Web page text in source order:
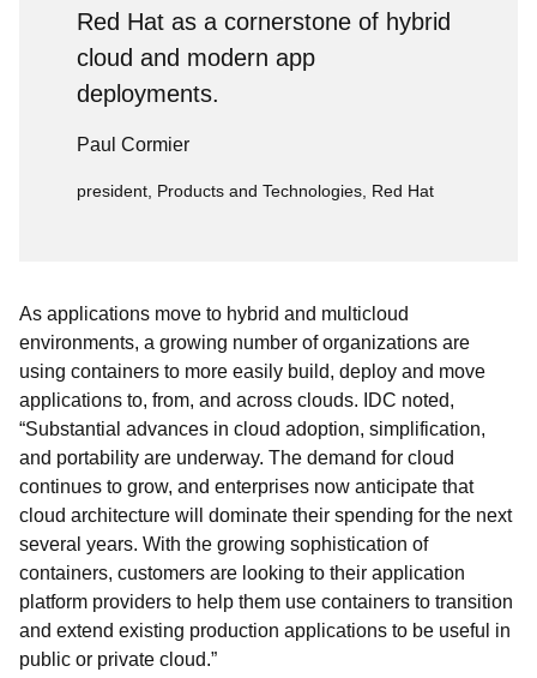
Red Hat as a cornerstone of hybrid
cloud and modern app
deployments.
Paul Cormier
president, Products and Technologies, Red Hat
As applications move to hybrid and multicloud
environments, a growing number of organizations are
using containers to more easily build, deploy and move
applications to, from, and across clouds. IDC noted,
“Substantial advances in cloud adoption, simplification,
and portability are underway. The demand for cloud
continues to grow, and enterprises now anticipate that
cloud architecture will dominate their spending for the next
several years. With the growing sophistication of
containers, customers are looking to their application
platform providers to help them use containers to transition
and extend existing production applications to be useful in
public or private cloud.”